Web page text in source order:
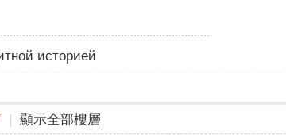
историей
| 顯示全部樓層